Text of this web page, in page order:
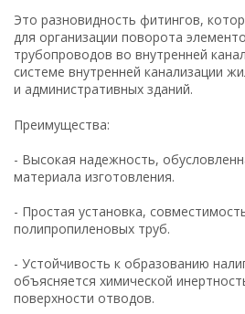
Это разновидность фитингов,
для организации поворота
трубопроводов во внутренней
системе внутренней канализации
и административных зданий.
Преимущества:
- Высокая надежность,
материала изготовления.
- Простая установка,
полипропиленовых труб.
- Устойчивость к образованию
объясняется химической
поверхности отводов.